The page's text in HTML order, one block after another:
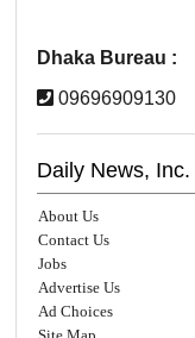
Dhaka Bureau :
09696909130
Daily News, Inc.
About Us
Contact Us
Jobs
Advertise Us
Ad Choices